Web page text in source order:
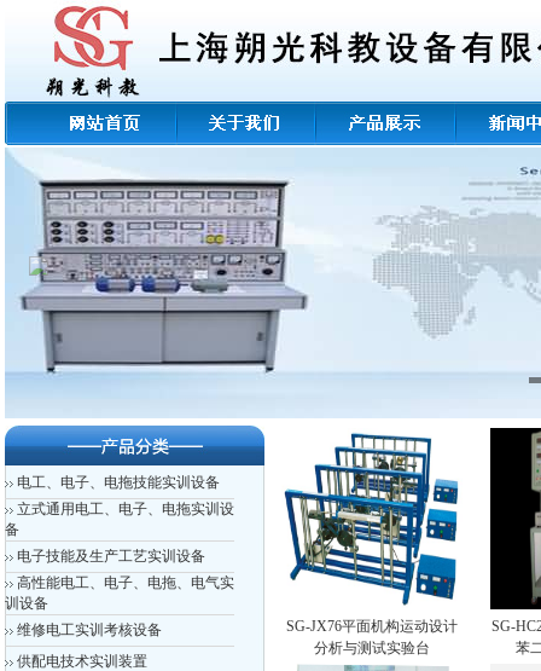
电工、电子、电拖技能实训设备
立式通用电工、电子、电拖实训设
备
电子技能及生产工艺实训设备
高性能电工、电子、电拖、电气实
训设备
维修电工实训考核设备
供配电技术实训装置
SG-JX76平面机构运动设计
分析与测试实验台
SG-
苯